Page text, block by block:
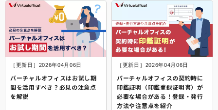
［更新日］2026年04月06日
バーチャルオフィスはお試し期
間を活用すべき？必見の注意点
を解説
［更新日］2026年04月06日
バーチャルオフィスの契約時に
印鑑証明（印鑑登録証明書）が
必要な場合がある！登録・発行
方法や注意点を紹介